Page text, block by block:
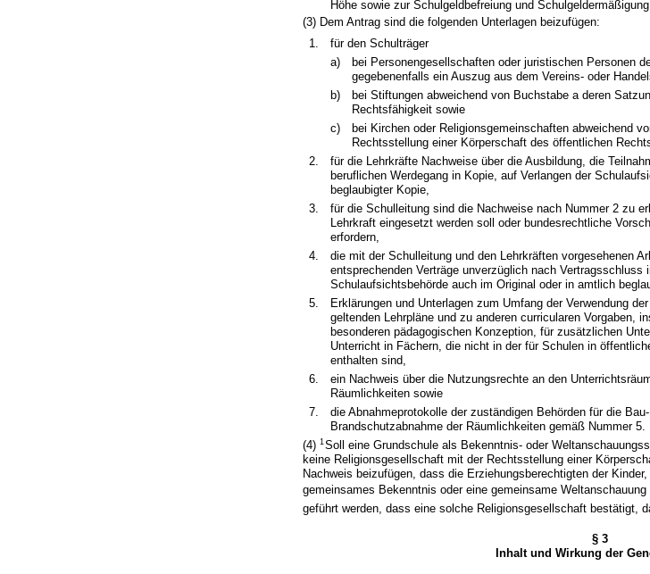
Höhe sowie zur Schulgeldbefreiung und Schulgeldermäßigung.
(3) Dem Antrag sind die folgenden Unterlagen beizufügen:
1.
für den Schulträger
a)
bei Personengesellschaften oder juristischen Personen
gegebenenfalls ein Auszug aus dem Vereins- oder
b)
bei Stiftungen abweichend von Buchstabe a deren
Rechtsfähigkeit sowie
c)
bei Kirchen oder Religionsgemeinschaften abweichend
Rechtsstellung einer Körperschaft des öffentlichen
2.
für die Lehrkräfte Nachweise über die Ausbildung, die
beruflichen Werdegang in Kopie, auf Verlangen der
beglaubigter Kopie,
3.
für die Schulleitung sind die Nachweise nach Nummer 2 zu
Lehrkraft eingesetzt werden soll oder bundesrechtliche
erfordern,
4.
die mit der Schulleitung und den Lehrkräften vorgesehenen
entsprechenden Verträge unverzüglich nach Vertragsschluss
Schulaufsichtsbehörde auch im Original oder in amtlich
5.
Erklärungen und Unterlagen zum Umfang der Verwendung
geltenden Lehrpläne und zu anderen curricularen Vorgaben,
besonderen pädagogischen Konzeption, für zusätzlichen
Unterricht in Fächern, die nicht in der für Schulen in
enthalten sind,
6.
ein Nachweis über die Nutzungsrechte an den
Räumlichkeiten sowie
7.
die Abnahmeprotokolle der zuständigen Behörden für die
Brandschutzabnahme der Räumlichkeiten gemäß Nummer 5.
(4)1Soll eine Grundschule als Bekenntnis- oder
keine Religionsgesellschaft mit der Rechtsstellung einer
Nachweis beizufügen, dass die Erziehungsberechtigten der
gemeinsames Bekenntnis oder eine gemeinsame
geführt werden, dass eine solche Religionsgesellschaft bestätigt,
§ 3
Inhalt und Wirkung der